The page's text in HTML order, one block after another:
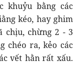
khuỷu bằng các
kéo, hay ghim
chịu, chừng 2 - 3
chéo ra, kẻo các
vết hằn rất xấu.